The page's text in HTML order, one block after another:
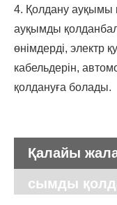
4. Қолдану ауқымы
ауқымды
өнімдерді, электр
кабельдерін,
қолдануға болады.
Қалайы
сымды